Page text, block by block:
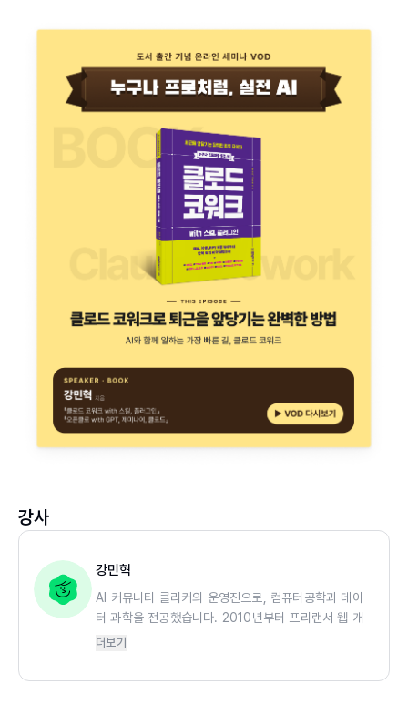
강사
강민혁
AI 커뮤니티 클리커의 운영진으로, 컴퓨터공학과 데이
터 과학을 전공했습니다. 2010년부터 프리랜서 웹 개
발자로 활동하며 국가상징구역 마스터플랜 국제공모전,
했고, 다양한 전시·예술 분야 프로젝트를 수행하며 실
더보기